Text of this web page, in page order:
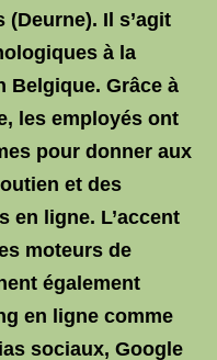
(Deurne). Il s’agit
à la
Belgique. Grâce à
les employés ont
pour donner aux
et des
en ligne. L’accent
moteurs de
également
en ligne comme
sociaux, Google